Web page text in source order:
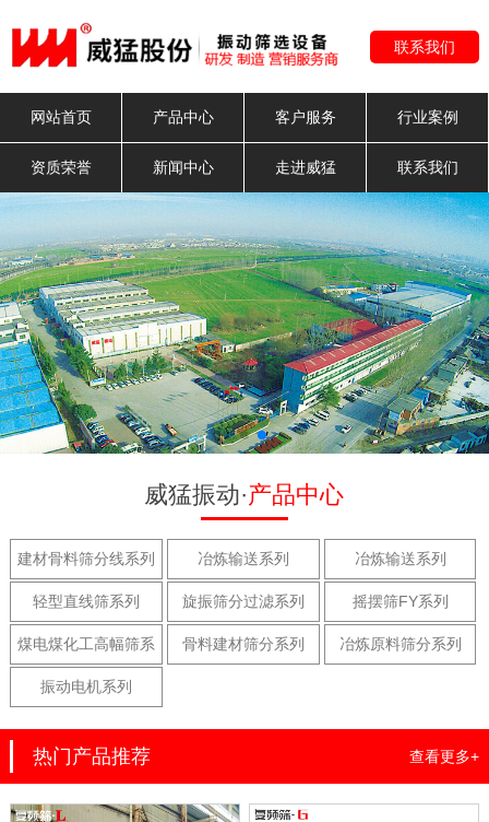
联系我们
网站首页 产品中心 客户服务 行业案例
资质荣誉 新闻中心 走进威猛 联系我们
威猛振动·产品中心
建材骨料筛分线系列 冶炼输送系列 冶炼输送系列
轻型直线筛系列 旋振筛分过滤系列 摇摆筛FY系列
煤电煤化工高幅筛系
列
骨料建材筛分系列 冶炼原料筛分系列
振动电机系列
热门产品推荐 查看更多+